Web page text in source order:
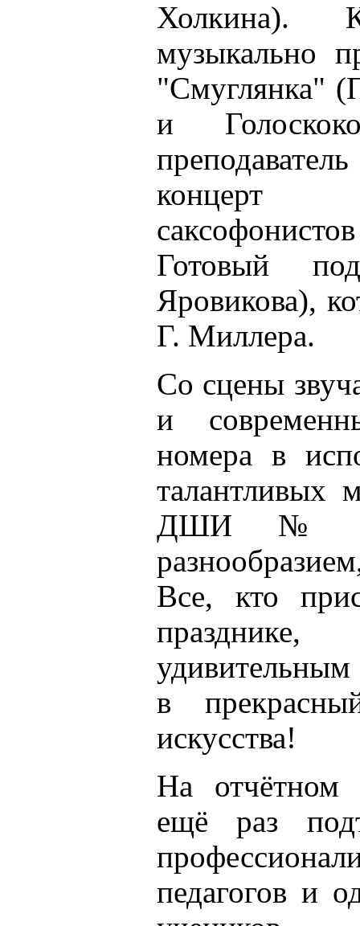
Холкина).
музыкально
"Смуглянка"
и
концерт
Готовый
Яровикова),
Г. Миллера.
Со сцены
и
номера в
талантливых
ДШИ № 2
Все, кто
в
искусства!
На отчётном
ещё раз
педагогов и